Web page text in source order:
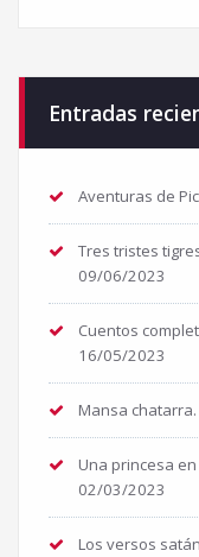
Entradas
Aventuras de
Tres tristes
09/06/2023
Cuentos
16/05/2023
Mansa
Una princesa
02/03/2023
Los versos